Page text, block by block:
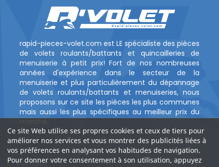
Ce site Web utilise ses propres cookies et ceux de tiers pour
améliorer nos services et vous montrer des publicités liées à
vos préférences en analysant vos habitudes de navigation.
Pour donner votre consentement à son utilisation, appuyez
rapid-pieces-volet.com est LE spécialiste des pièces
de volets roulants/battants et quincailleries de
menuiserie à petit prix! Fort de nos nombreuses
années d'expérience dans le secteur de la
menuiserie et plus particulièrement du dépannage
de volets roulants/battants et menuiseries, nous
proposons sur ce site les pièces les plus communes
mais aussi les plus spécifiques au meilleur prix du
marché.
Contact ?